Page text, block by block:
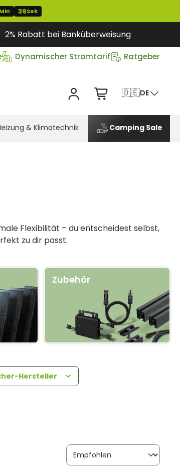
Min 38Sek
2% Rabatt bei Banküberweisung
Dynamischer Stromtarif Ratgeber
🇩🇪DE
& Klimatechnik Camping Sale
Flexibilität – du entscheidest selbst,
zu dir passt.
Zubehör
Hersteller